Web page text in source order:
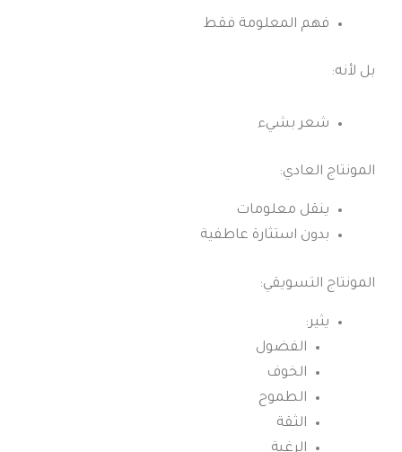
فهم المعلومة فقط
بل لأنه:
شعر بشيء
المونتاج العادي:
ينقل معلومات
بدون استثارة عاطفية
المونتاج التسويقي:
يثير:
الفضول
الخوف
الطموح
الثقة
الرغبة